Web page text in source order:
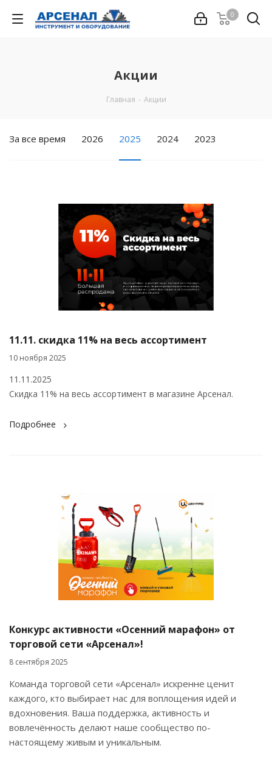
0
Акции
Главная - Акции
За все время 2026 2025 2024 2023
11.11. скидка 11% на весь ассортимент
10 ноября 2025
11.11.2025
Скидка 11% на весь ассортимент в магазине Арсенал.
Подробнее
Конкурс активности «Осенний марафон» от
торговой сети «Арсенал»!
8 сентября 2025
Команда торговой сети «Арсенал» искренне ценит
каждого, кто выбирает нас для воплощения идей и
вдохновения. Ваша поддержка, активность и
вовлечённость делают наше сообщество по-
настоящему живым и уникальным.